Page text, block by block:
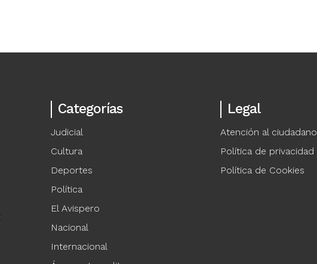
Categorías
Judicial
Cultura
Deportes
Política
El Avispero
Nacional
Internacional
Legal
Atención al ciudadano
Política de privacidad
Política de Cookies